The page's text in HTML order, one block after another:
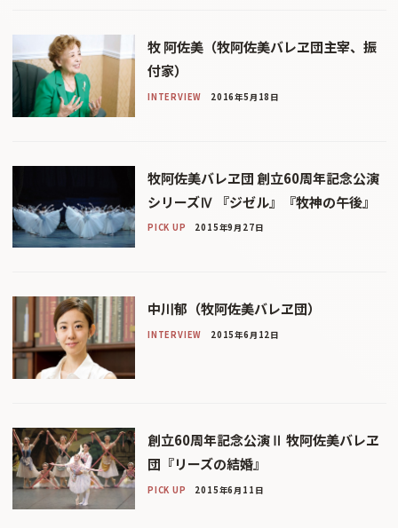
牧 阿佐美（牧阿佐美バレヱ団主宰、振
付家）
INTERVIEW 2016年5月18日
牧阿佐美バレヱ団 創立60周年記念公演
シリーズⅣ 『ジゼル』『牧神の午後』
PICK UP 2015年9月27日
中川郁（牧阿佐美バレヱ団）
INTERVIEW 2015年6月12日
創立60周年記念公演Ⅱ 牧阿佐美バレヱ
団『リーズの結婚』
PICK UP 2015年6月11日